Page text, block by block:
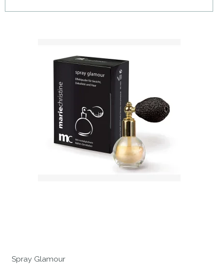
Spray Glamour